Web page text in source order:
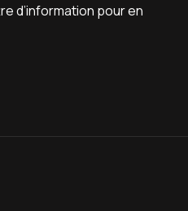
d’information pour en